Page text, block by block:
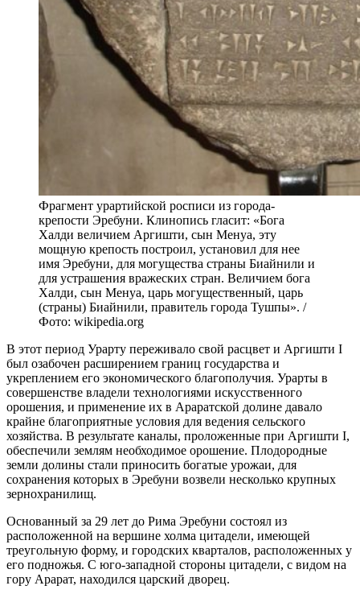
Фрагмент урартийской росписи из города-
крепости Эребуни. Клинопись гласит: «Бога
Халди величием Аргишти, сын Менуа, эту
мощную крепость построил, установил для нее
имя Эребуни, для могущества страны Биайнили и
для устрашения вражеских стран. Величием бога
Халди, сын Менуа, царь могущественный, царь
(страны) Биайнили, правитель города Тушпы». /
Фото: wikipedia.org
В этот период Урарту переживало свой расцвет и Аргишти I
был озабочен расширением границ государства и
укреплением его экономического благополучия. Урарты в
совершенстве владели технологиями искусственного
орошения, и применение их в Араратской долине давало
крайне благоприятные условия для ведения сельского
хозяйства. В результате каналы, проложенные при Аргишти I,
обеспечили землям необходимое орошение. Плодородные
земли долины стали приносить богатые урожаи, для
сохранения которых в Эребуни возвели несколько крупных
зернохранилищ.
Основанный за 29 лет до Рима Эребуни состоял из
расположенной на вершине холма цитадели, имеющей
треугольную форму, и городских кварталов, расположенных у
его подножья. С юго-западной стороны цитадели, с видом на
гору Арарат, находился царский дворец.